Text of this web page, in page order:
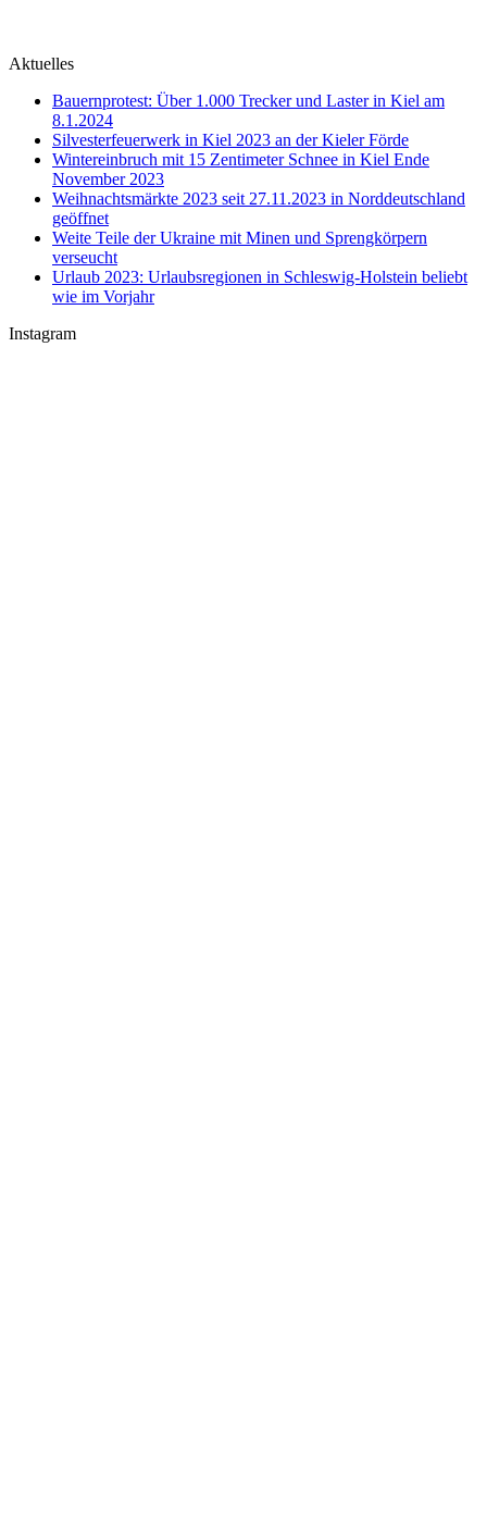
Aktuelles
Bauernprotest: Über 1.000 Trecker und Laster in Kiel am
8.1.2024
Silvesterfeuerwerk in Kiel 2023 an der Kieler Förde
Wintereinbruch mit 15 Zentimeter Schnee in Kiel Ende
November 2023
Weihnachtsmärkte 2023 seit 27.11.2023 in Norddeutschland
geöffnet
Weite Teile der Ukraine mit Minen und Sprengkörpern
verseucht
Urlaub 2023: Urlaubsregionen in Schleswig-Holstein beliebt
wie im Vorjahr
Instagram